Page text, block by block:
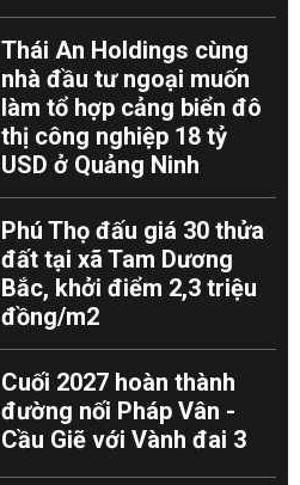
Thái An Holdings cùng
nhà đầu tư ngoại muốn
làm tổ hợp cảng biển đô
thị công nghiệp 18 tỷ
USD ở Quảng Ninh
Phú Thọ đấu giá 30 thửa
đất tại xã Tam Dương
Bắc, khởi điểm 2,3 triệu
đồng/m2
Cuối 2027 hoàn thành
đường nối Pháp Vân -
Cầu Giẽ với Vành đai 3